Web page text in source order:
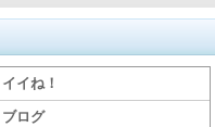
イイね！
ブログ